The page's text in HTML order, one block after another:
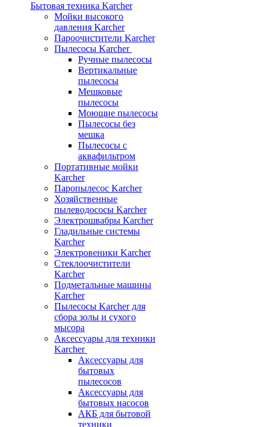
Бытовая техника Karcher
Мойки высокого
давления Karcher
Пароочистители Karcher
Пылесосы Karcher
Ручные пылесосы
Вертикальные
пылесосы
Мешковые
пылесосы
Моющие пылесосы
Пылесосы без
мешка
Пылесосы с
аквафильтром
Портативные мойки
Karcher
Паропылесос Karcher
Хозяйственные
пылеводососы Karcher
Электрошвабры Karcher
Гладильные системы
Karcher
Электровеники Karcher
Стеклоочистители
Karcher
Подметальные машины
Karcher
Пылесосы Karcher для
сбора золы и сухого
мысора
Аксессуары для техники
Karcher
Аксессуары для
бытовых
пылесосов
Аксессуары для
бытовых насосов
АКБ для бытовой
техники